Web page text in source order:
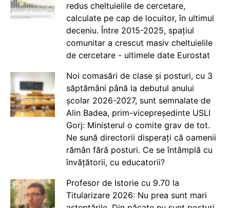
redus cheltuielile de cercetare,
calculate pe cap de locuitor, în ultimul
deceniu. Între 2015-2025, spațiul
comunitar a crescut masiv cheltuielile
de cercetare - ultimele date Eurostat
Noi comasări de clase și posturi, cu 3
săptămâni până la debutul anului
școlar 2026-2027, sunt semnalate de
Alin Badea, prim-vicepreședinte USLI
Gorj: Ministerul o comite grav de tot.
Ne sună directorii disperați că oamenii
rămân fără posturi. Ce se întâmplă cu
învățătorii, cu educatorii?
Profesor de Istorie cu 9.70 la
Titularizare 2026: Nu prea sunt mari